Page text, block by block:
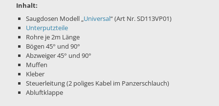
Inhalt:
Saugdosen Modell „ Universal“ (Art Nr. SD113VP01)
Unterputzteile
Rohre je 2m Länge
Bögen 45° und 90°
Abzweiger 45° und 90°
Muffen
Kleber
Steuerleitung (2 poliges Kabel im Panzerschlauch)
Abluftklappe